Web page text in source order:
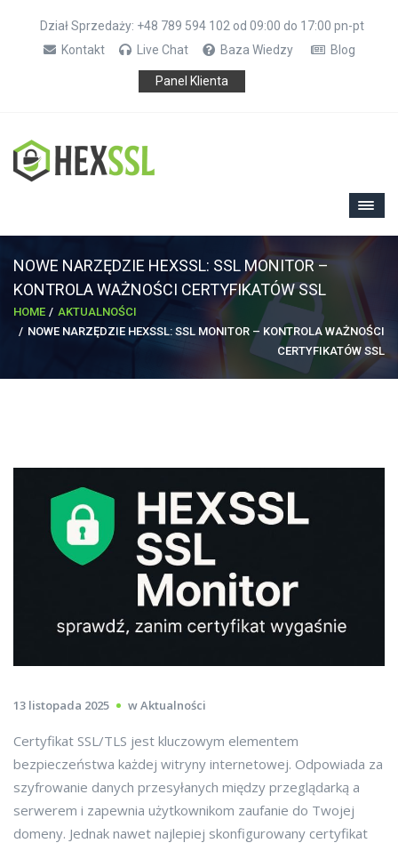
Dział Sprzedaży: +48 789 594 102 od 09:00 do 17:00 pn-pt
Kontakt
Live Chat Baza Wiedzy Blog
Panel Klienta
NOWE NARZĘDZIE HEXSSL: SSL MONITOR –
KONTROLA WAŻNOŚCI CERTYFIKATÓW SSL
HOME
AKTUALNOŚCI
NOWE NARZĘDZIE HEXSSL: SSL MONITOR – KONTROLA WAŻNOŚCI
CERTYFIKATÓW SSL
13 listopada 2025 wAktualności
Certyfikat SSL/TLS jest kluczowym elementem
bezpieczeństwa każdej witryny internetowej. Odpowiada za
szyfrowanie danych przesyłanych między przeglądarką a
serwerem i zapewnia użytkownikom zaufanie do Twojej
domeny. Jednak nawet najlepiej skonfigurowany certyfikat